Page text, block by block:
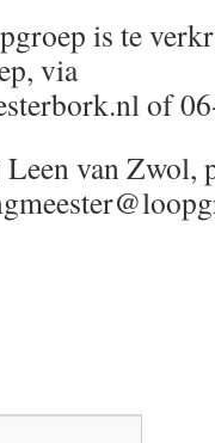
is te
via
of
van Zwol,